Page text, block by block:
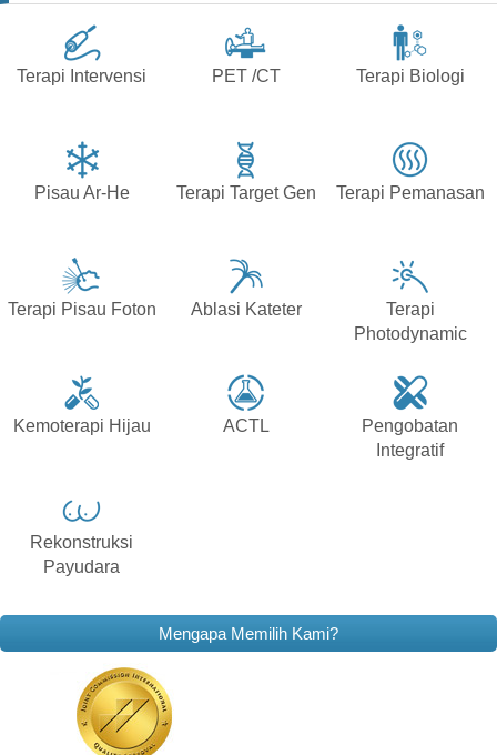
Terapi Intervensi PET /CT Terapi Biologi
Pisau Ar-He Terapi Target Gen Terapi Pemanasan
Terapi Pisau Foton Ablasi Kateter
Terapi
Photodynamic
Kemoterapi Hijau ACTL
Pengobatan
Integratif
Rekonstruksi
Payudara
Mengapa Memilih Kami?